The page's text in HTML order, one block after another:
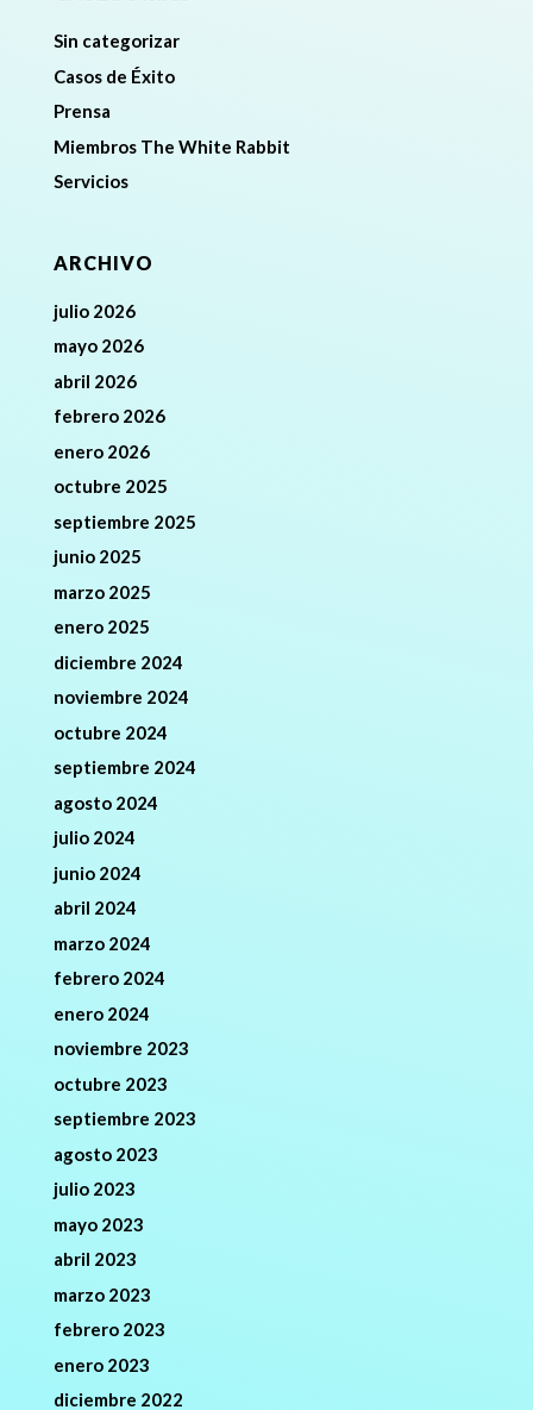
Sin categorizar
Casos de Éxito
Prensa
Miembros The White Rabbit
Servicios
ARCHIVO
julio 2026
mayo 2026
abril 2026
febrero 2026
enero 2026
octubre 2025
septiembre 2025
junio 2025
marzo 2025
enero 2025
diciembre 2024
noviembre 2024
octubre 2024
septiembre 2024
agosto 2024
julio 2024
junio 2024
abril 2024
marzo 2024
febrero 2024
enero 2024
noviembre 2023
octubre 2023
septiembre 2023
agosto 2023
julio 2023
mayo 2023
abril 2023
marzo 2023
febrero 2023
enero 2023
diciembre 2022